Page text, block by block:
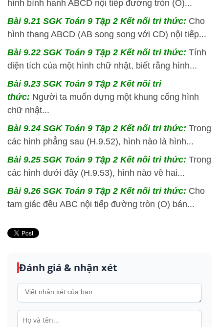
hình bình hành ABCD nội tiếp đường tròn (O)...
Bài 9.21 SGKToán 9 Tập 2 Kết nối tri thức: Cho
hình thang ABCD (AB song song với CD) nội tiếp...
Bài 9.22 SGKToán 9 Tập 2 Kết nối tri thức: Tính
diện tích của một hình chữ nhật, biết rằng hình...
Bài 9.23 SGKToán 9 Tập 2 Kết nối tri
thức: Người ta muốn dựng một khung cổng hình
chữ nhật...
Bài 9.24 SGKToán 9 Tập 2 Kết nối tri thức: Trong
các hình phẳng sau (H.9.52), hình nào là hình...
Bài 9.25 SGKToán 9 Tập 2 Kết nối tri thức: Trong
các hình dưới đây (H.9.53), hình nào vẽ hai...
Bài 9.26 SGKToán 9 Tập 2 Kết nối tri thức: Cho
tam giác đều ABC nội tiếp đường tròn (O) bán...
Đánh giá & nhận xét